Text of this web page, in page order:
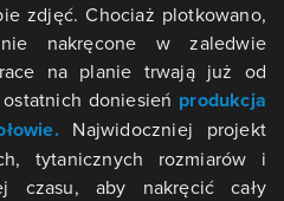
zdjęć. Chociaż plotkowano,
nakręcone w zaledwie
na planie trwają już od
doniesień produkcja
Najwidoczniej projekt
tytanicznych rozmiarów i
czasu, aby nakręcić cały